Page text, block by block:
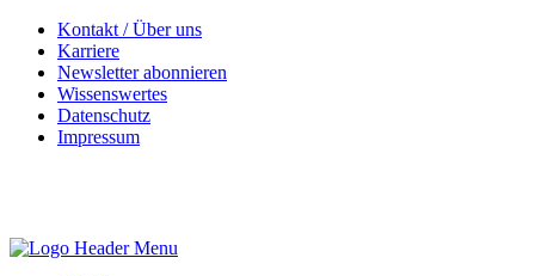
Kontakt / Über uns
Karriere
Newsletter abonnieren
Wissenswertes
Datenschutz
Impressum